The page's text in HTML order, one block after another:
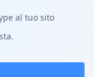
al tuo sito